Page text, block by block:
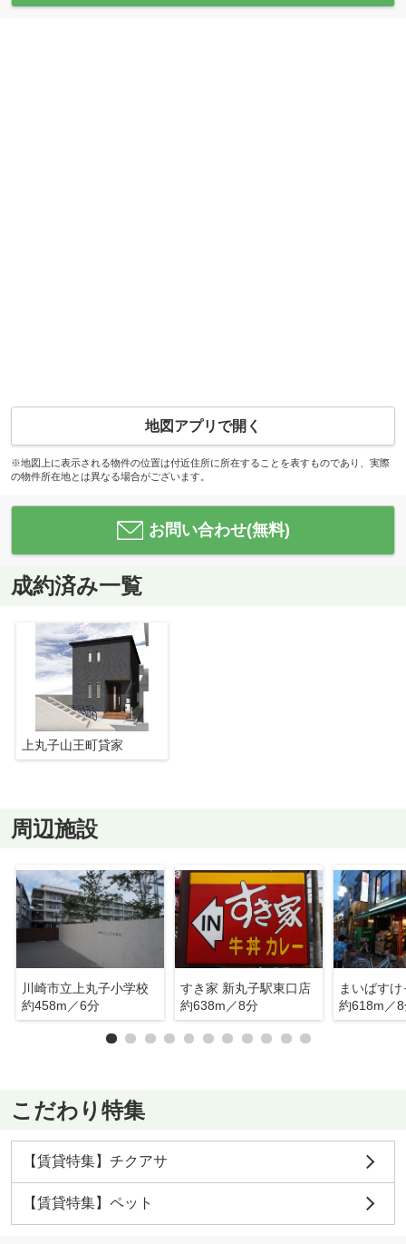
地図アプリで開く
※地図上に表示される物件の位置は付近住所に所在することを表すものであり、実際
の物件所在地とは異なる場合がございます。
お問い合わせ(無料)
成約済み一覧
上丸子山王町貸家
周辺施設
川崎市立上丸子小学校
約458m／6分
すき家 新丸子駅東口店
約638m／8分
約618m／
こだわり特集
【賃貸特集】チクアサ
【賃貸特集】ペット